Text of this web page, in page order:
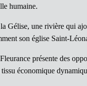
humaine.
Gélise, une rivière qui
son église Saint-
présente des
économique